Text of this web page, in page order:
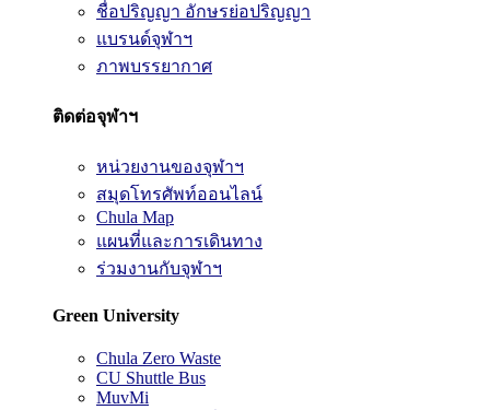
ชื่อปริญญา อักษรย่อปริญญา
แบรนด์จุฬาฯ
ภาพบรรยากาศ
ติดต่อจุฬาฯ
หน่วยงานของจุฬาฯ
สมุดโทรศัพท์ออนไลน์
Chula Map
แผนที่และการเดินทาง
ร่วมงานกับจุฬาฯ
Green University
Chula Zero Waste
CU Shuttle Bus
MuvMi